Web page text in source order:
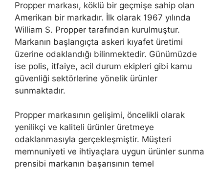
Propper markası, köklü bir geçmişe sahip olan
Amerikan bir markadır. İlk olarak 1967 yılında
William S. Propper tarafından kurulmuştur.
Markanın başlangıçta askeri kıyafet üretimi
üzerine odaklandığı bilinmektedir. Günümüzde
ise polis, itfaiye, acil durum ekipleri gibi kamu
güvenliği sektörlerine yönelik ürünler
sunmaktadır.
Propper markasının gelişimi, öncelikli olarak
yenilikçi ve kaliteli ürünler üretmeye
odaklanmasıyla gerçekleşmiştir. Müşteri
memnuniyeti ve ihtiyaçlara uygun ürünler sunma
prensibi markanın başarısının temel